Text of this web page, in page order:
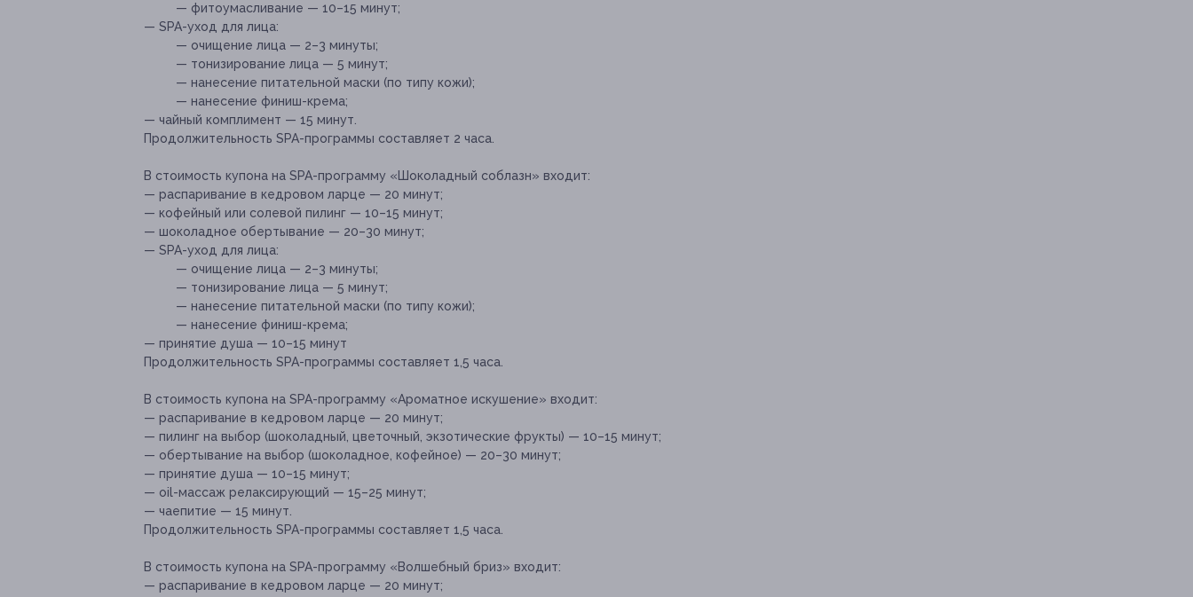
— фитоумасливание — 10–15 минут;
— SPA-уход для лица:
— очищение лица — 2–3 минуты;
— тонизирование лица — 5 минут;
— нанесение питательной маски (по типу кожи);
— нанесение финиш-крема;
— чайный комплимент — 15 минут.
Продолжительность SPA-программы составляет 2 часа.
В стоимость купона на SPA-программу «Шоколадный соблазн» входит:
— распаривание в кедровом ларце — 20 минут;
— кофейный или солевой пилинг — 10–15 минут;
— шоколадное обертывание — 20–30 минут;
— SPA-уход для лица:
— очищение лица — 2–3 минуты;
— тонизирование лица — 5 минут;
— нанесение питательной маски (по типу кожи);
— нанесение финиш-крема;
— принятие душа — 10–15 минут
Продолжительность SPA-программы составляет 1,5 часа.
В стоимость купона на SPA-программу «Ароматное искушение» входит:
— распаривание в кедровом ларце — 20 минут;
— пилинг на выбор (шоколадный, цветочный, экзотические фрукты) — 10–15 минут;
— обертывание на выбор (шоколадное, кофейное) — 20–30 минут;
— принятие душа — 10–15 минут;
— oil-массаж релаксирующий — 15–25 минут;
— чаепитие — 15 минут.
Продолжительность SPA-программы составляет 1,5 часа.
В стоимость купона на SPA-программу «Волшебный бриз» входит:
— распаривание в кедровом ларце — 20 минут;